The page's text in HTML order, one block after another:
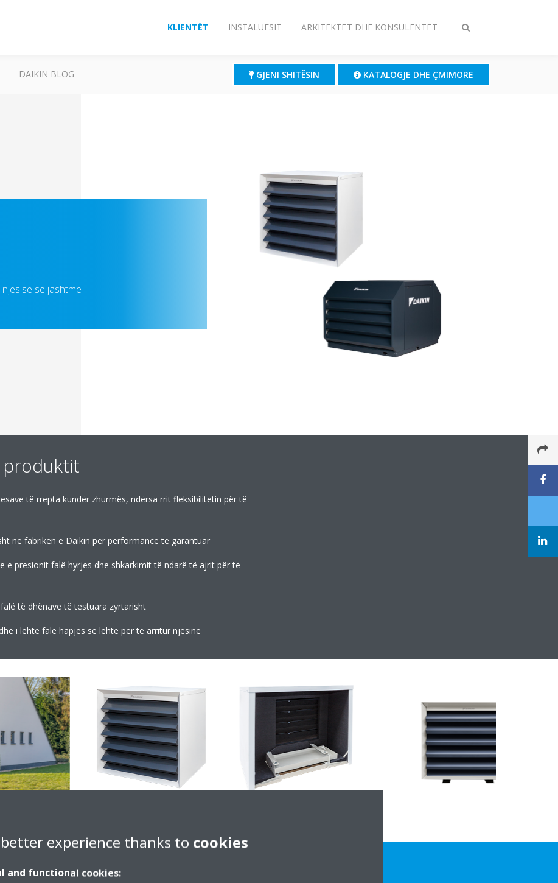
Ndrysho
KLIENTËT INSTALUESIT ARKITEKTËT DHE KONSULENTËT
DAIKIN BLOG GJENI SHITËSIN KATALOGJE DHE ÇMIMORE
së jashtme
produktit
të rrepta kundër zhurmës, ndërsa rrit fleksibilitetin për të
në fabrikën e Daikin për performancë të garantuar
e presionit falë hyrjes dhe shkarkimit të ndarë të ajrit për të
të dhënave të testuara zyrtarisht
i lehtë falë hapjes së lehtë për të arritur njësinë
experience thanks to cookies
and functional cookies: